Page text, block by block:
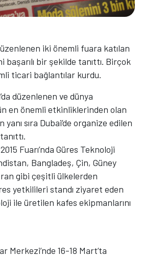
iki önemli fuara katılan
başarılı bir şekilde tanıttı. Birçok
ticari bağlantılar kurdu.
düzenlenen ve dünya
en önemli etkinliklerinden olan
yanı sıra Dubai’de organize edilen
Fuarı’nda Güres Teknoloji
Bangladeş, Çin, Güney
gibi çeşitli ülkelerden
yetkilileri standı ziyaret eden
ile üretilen kafes ekipmanlarını
Merkezi’nde 16-18 Mart’ta